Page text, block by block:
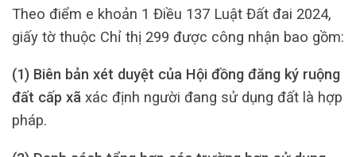
Theo điểm e khoản 1 Điều 137 Luật Đất đai 2024,
giấy tờ thuộc Chỉ thị 299 được công nhận bao gồm:
(1) Biên bản xét duyệt của Hội đồng đăng ký ruộng
đất cấp xã xác định người đang sử dụng đất là hợp
pháp.